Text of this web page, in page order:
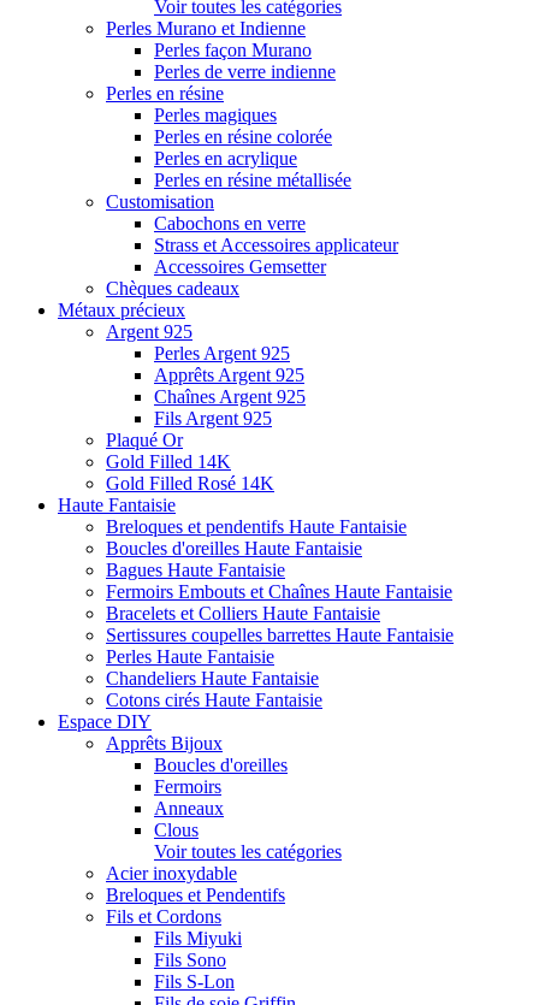
Voir toutes les catégories
Perles Murano et Indienne
Perles façon Murano
Perles de verre indienne
Perles en résine
Perles magiques
Perles en résine colorée
Perles en acrylique
Perles en résine métallisée
Customisation
Cabochons en verre
Strass et Accessoires applicateur
Accessoires Gemsetter
Chèques cadeaux
Métaux précieux
Argent 925
Perles Argent 925
Apprêts Argent 925
Chaînes Argent 925
Fils Argent 925
Plaqué Or
Gold Filled 14K
Gold Filled Rosé 14K
Haute Fantaisie
Breloques et pendentifs Haute Fantaisie
Boucles d'oreilles Haute Fantaisie
Bagues Haute Fantaisie
Fermoirs Embouts et Chaînes Haute Fantaisie
Bracelets et Colliers Haute Fantaisie
Sertissures coupelles barrettes Haute Fantaisie
Perles Haute Fantaisie
Chandeliers Haute Fantaisie
Cotons cirés Haute Fantaisie
Espace DIY
Apprêts Bijoux
Boucles d'oreilles
Fermoirs
Anneaux
Clous
Voir toutes les catégories
Acier inoxydable
Breloques et Pendentifs
Fils et Cordons
Fils Miyuki
Fils Sono
Fils S-Lon